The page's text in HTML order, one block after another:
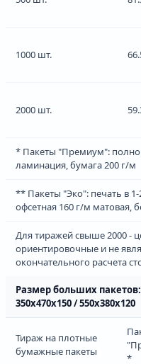
1000 шт.
2000 шт.
* Пакеты "Премиум":
ламинация, бумага 200 г/м
** Пакеты "Эко": печать в
офсетная 160 г/м матовая,
Для тиражей свыше 2000 -
ориентировочные и не
окончательного расчета
Размер больших пакетов:
350х470х150 / 550х380х120
Тираж на плотные
бумажные пакеты
*